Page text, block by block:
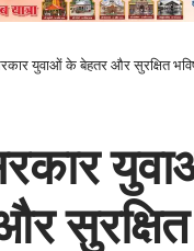
युवाओं के बेहतर और सुरक्षित भविष्य के लिए
सुरक्षित